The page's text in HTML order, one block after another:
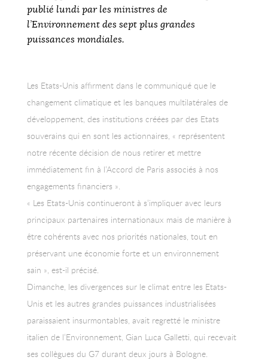
publié lundi par les ministres de
l’Environnement des sept plus grandes
puissances mondiales.
Les Etats-Unis affirment dans le communiqué que le
changement climatique et les banques multilatérales de
développement, des institutions créées par des Etats
souverains qui en sont les actionnaires, « représentent
notre récente décision de nous retirer et mettre
immédiatement fin à l’Accord de Paris associés à nos
engagements financiers ».
« Les Etats-Unis continueront à s’impliquer avec leurs
principaux partenaires internationaux mais de manière à
être cohérents avec nos priorités nationales, tout en
préservant une économie forte et un environnement
sain », est-il précisé.
Dimanche, les divergences sur le climat entre les Etats-
Unis et les autres grandes puissances industrialisées
paraissaient insurmontables, avait regretté le ministre
italien de l’Environnement, Gian Luca Galletti, qui recevait
ses collègues du G7 durant deux jours à Bologne.